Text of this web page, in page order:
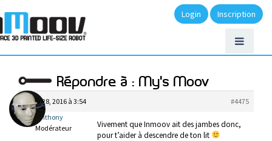
Login Inscription
Répondre à : My's Moov
juillet 28, 2016 à 3:54
#4475
anthony
Modérateur
Vivement que Inmoov ait des jambes donc,
pour t’aider à descendre de ton lit